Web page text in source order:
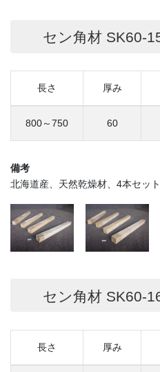
セン角材 SK60-
長さ 厚み
800～750 60
備考
北海道産、天然乾燥材、4本セッ
セン角材 SK60-
長さ 厚み